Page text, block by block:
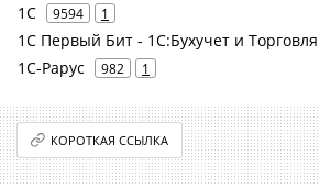
1С 9594 1
1С Первый Бит - 1С:Бухучет и Торговля
1С-Рарус 982 1
КОРОТКАЯ ССЫЛКА